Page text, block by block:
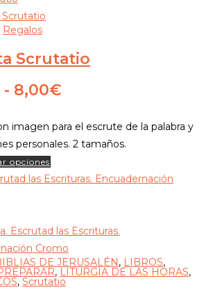
Regalos
Scrutatio
- 8,00€
precios:
desde
5,00€
8,00€
imagen para el escrute de la palabra y
personales. 2 tamaños.
opciones
producto
variantes.
Las
opciones
se
DE JERUSALÉN , LIBROS,
, LITURGIA DE LAS HORAS,
, Scrutatio